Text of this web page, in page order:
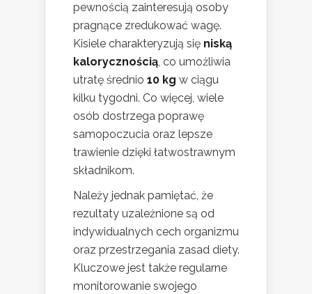
pewnością zainteresują osoby
pragnące zredukować wagę.
Kisiele charakteryzują się niską
kalorycznością, co umożliwia
utratę średnio 10 kg w ciągu
kilku tygodni. Co więcej, wiele
osób dostrzega poprawę
samopoczucia oraz lepsze
trawienie dzięki łatwostrawnym
składnikom.
Należy jednak pamiętać, że
rezultaty uzależnione są od
indywidualnych cech organizmu
oraz przestrzegania zasad diety.
Kluczowe jest także regularne
monitorowanie swojego